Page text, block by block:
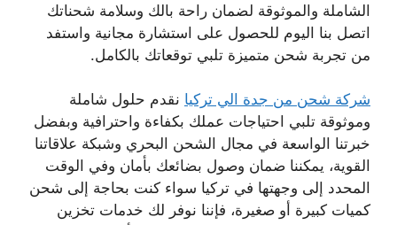
الشاملة والموثوقة لضمان راحة بالك وسلامة شحناتك
اتصل بنا اليوم للحصول على استشارة مجانية واستفد
من تجربة شحن متميزة تلبي توقعاتك بالكامل.
شركة شحن من جدة الي تركيا نقدم حلول شاملة
وموثوقة تلبي احتياجات عملك بكفاءة واحترافية وبفضل
خبرتنا الواسعة في مجال الشحن البحري وشبكة علاقاتنا
القوية، يمكننا ضمان وصول بضائعك بأمان وفي الوقت
المحدد إلى وجهتها في تركيا سواء كنت بحاجة إلى شحن
كميات كبيرة أو صغيرة، فإننا نوفر لك خدمات تخزين